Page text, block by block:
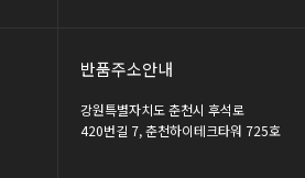
반품주소안내
강원특별자치도 춘천시 후석로
420번길 7, 춘천하이테크타워 725호